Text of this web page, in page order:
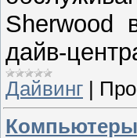
Sherwood
дайв-
Дайвинг